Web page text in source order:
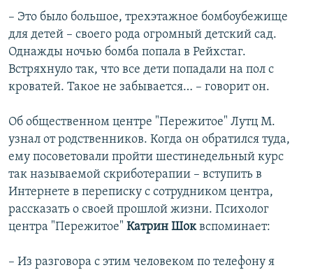
– Это было большое, трехэтажное бомбоубежище
для детей – своего рода огромный детский сад.
Однажды ночью бомба попала в Рейхстаг.
Встряхнуло так, что все дети попадали на пол с
кроватей. Такое не забывается… – говорит он.
Об общественном центре "Пережитое" Лутц М.
узнал от родственников. Когда он обратился туда,
ему посоветовали пройти шестинедельный курс
так называемой скриботерапии – вступить в
Интернете в переписку с сотрудником центра,
рассказать о своей прошлой жизни. Психолог
центра "Пережитое" Катрин Шоквспоминает:
– Из разговора с этим человеком по телефону я